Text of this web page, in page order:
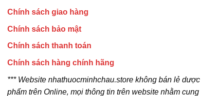
Chính sách giao hàng
Chính sách bảo mật
Chính sách thanh toán
Chính sách hàng chính hãng
*** Website nhathuocminhchau.store không bán lẻ dược
phẩm trên Online, mọi thông tin trên website nhằm cung